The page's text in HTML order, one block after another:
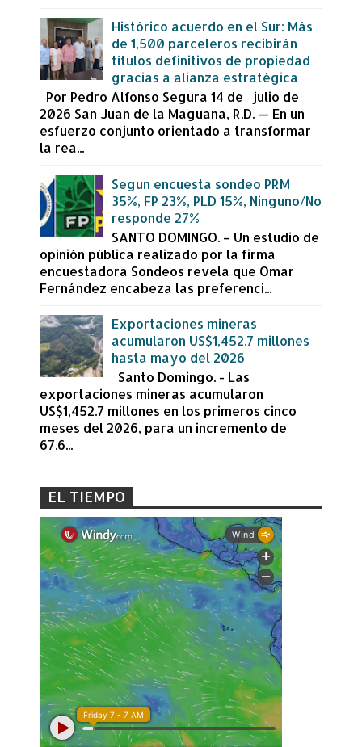
Histórico acuerdo en el Sur: Más
de 1,500 parceleros recibirán
títulos definitivos de propiedad
gracias a alianza estratégica
Por Pedro Alfonso Segura 14 de julio de
2026 San Juan de la Maguana, R.D. — En un
esfuerzo conjunto orientado a transformar
la rea...
Segun encuesta sondeo PRM
35%, FP 23%, PLD 15%, Ninguno/No
responde 27%
SANTO DOMINGO. – Un estudio de
opinión pública realizado por la firma
encuestadora Sondeos revela que Omar
Fernández encabeza las preferenci...
Exportaciones mineras
acumularon US$1,452.7 millones
hasta mayo del 2026
Santo Domingo. - Las
exportaciones mineras acumularon
US$1,452.7 millones en los primeros cinco
meses del 2026, para un incremento de
67.6...
EL TIEMPO